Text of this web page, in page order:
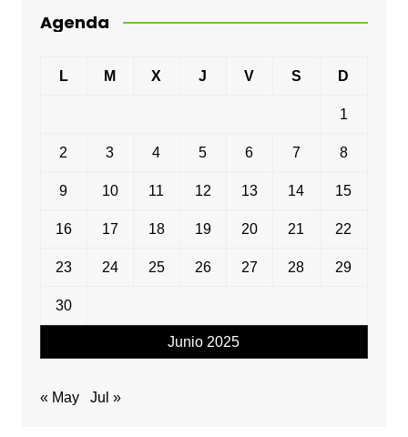
Agenda
Junio 2025
L M X J V S D
1
2 3 4 5 6 7 8
9 10 11 12 13 14 15
16 17 18 19 20 21 22
23 24 25 26 27 28 29
30
« May Jul »